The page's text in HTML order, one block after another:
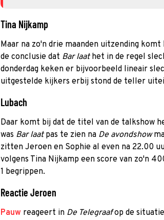
Tina Nijkamp
Maar na zo'n drie maanden uitzending
de conclusie dat Bar laathet in de regel
donderdag keken er bijvoorbeeld lineair
uitgestelde kijkers erbij stond de teller
Lubach
Daar komt bij dat de titel van de talkshow
was Bar laatpas te zien na De avondshow
zitten Jeroen en Sophie al even na 22.00
volgens Tina Nijkamp een score van zo'n
1 begrippen.
Reactie Jeroen
Pauw reageert in De Telegraafop de